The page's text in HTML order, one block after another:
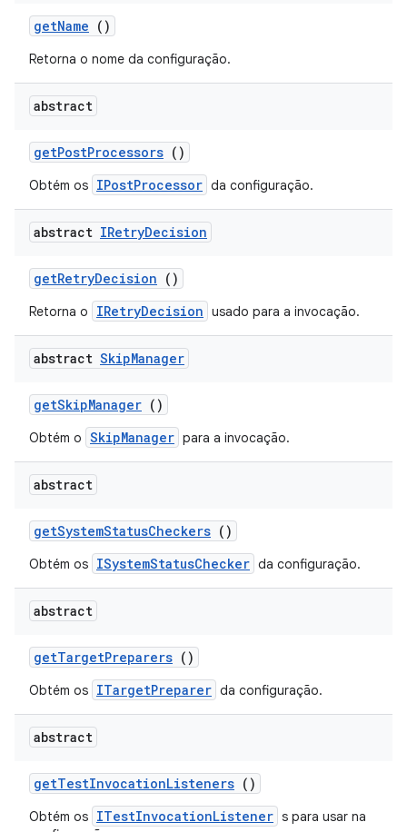
getName ()
Retorna o nome da configuração.
abstract
getPostProcessors ()
Obtém os IPostProcessor da configuração.
abstract IRetryDecision
getRetryDecision ()
Retorna o IRetryDecision usado para a invocação.
abstract SkipManager
getSkipManager ()
Obtém o SkipManager para a invocação.
abstract
getSystemStatusCheckers ()
Obtém os ISystemStatusChecker da configuração.
abstract
getTargetPreparers ()
Obtém os ITargetPreparer da configuração.
abstract
getTestInvocationListeners ()
Obtém os ITestInvocationListener s para usar na